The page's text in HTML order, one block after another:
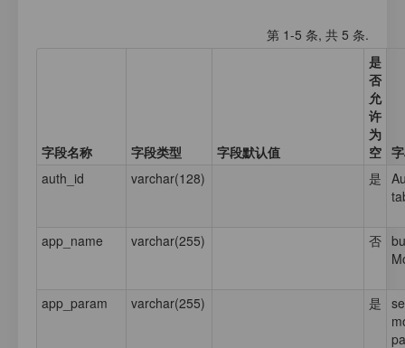
第 1-5 条, 共 5 条.
字段名称 字段类型 字段默认值
是
否
允
许
为
空
auth_id
varchar(128) 是
app_name varchar(255) 否
app_param varchar(255) 是